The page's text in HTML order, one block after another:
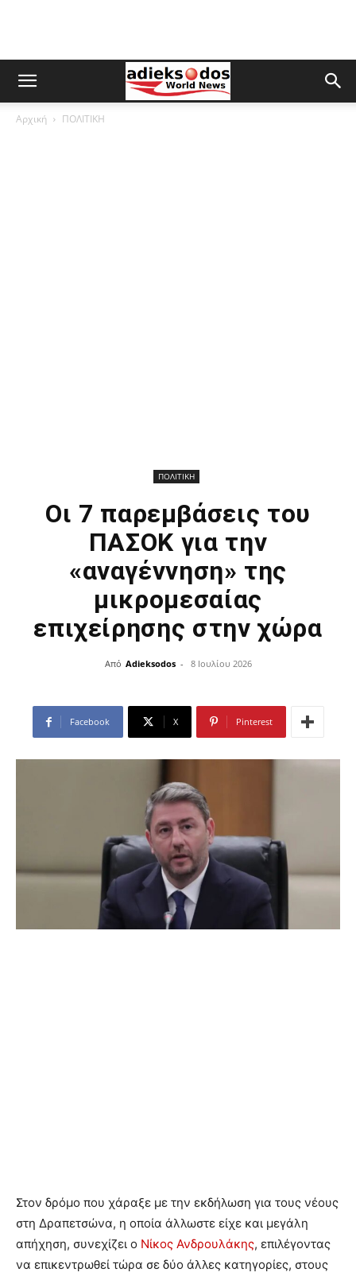
Αρχική ΠΟΛΙΤΙΚΗ
ΠΟΛΙΤΙΚΗ
Οι 7 παρεμβάσεις του
ΠΑΣΟΚ για την
«αναγέννηση» της
μικρομεσαίας
επιχείρησης στην χώρα
Από Adieksodos - 8 Ιουλίου 2026
Facebook X Pinterest
Στον δρόμο που χάραξε με την εκδήλωση για τους νέους
στη Δραπετσώνα, η οποία άλλωστε είχε και μεγάλη
απήχηση, συνεχίζει ο Νίκος Ανδρουλάκης, επιλέγοντας
να επικεντρωθεί τώρα σε δύο άλλες κατηγορίες, στους